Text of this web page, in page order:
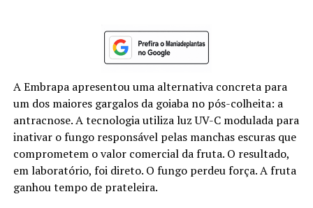
A Embrapa apresentou uma alternativa concreta para
um dos maiores gargalos da goiaba no pós-colheita: a
antracnose. A tecnologia utiliza luz UV-C modulada para
inativar o fungo responsável pelas manchas escuras que
comprometem o valor comercial da fruta. O resultado,
em laboratório, foi direto. O fungo perdeu força. A fruta
ganhou tempo de prateleira.